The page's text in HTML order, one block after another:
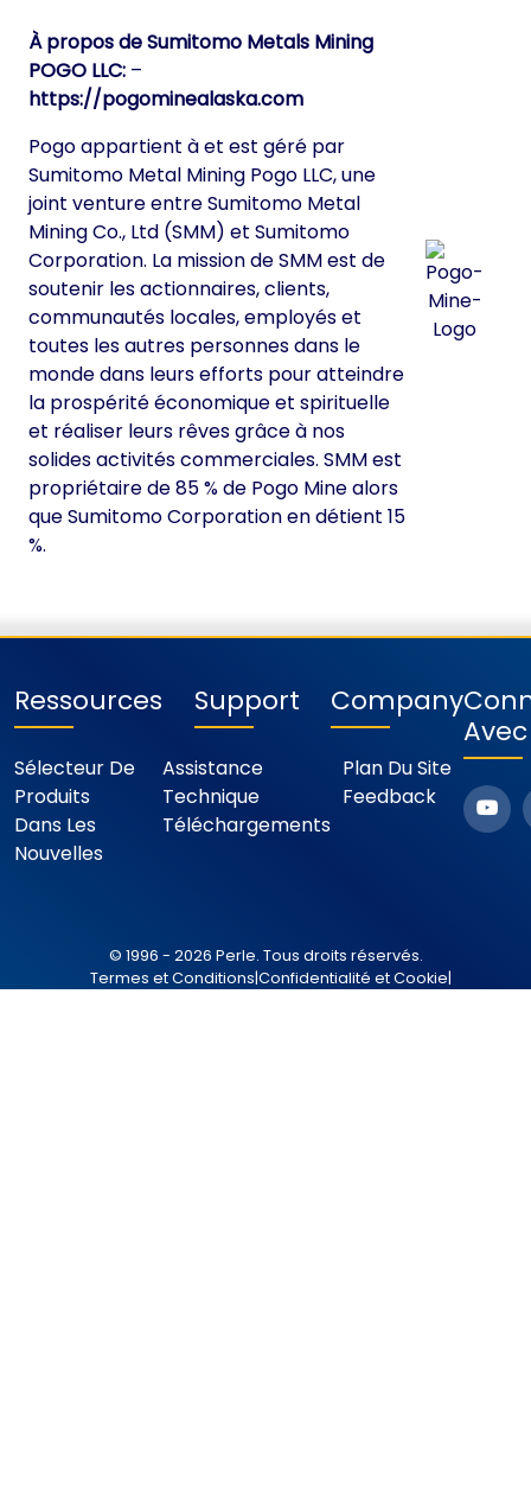
À propos de Sumitomo Metals Mining
POGO LLC: –
https://pogominealaska.com
Pogo appartient à et est géré par
Sumitomo Metal Mining Pogo LLC, une
joint venture entre Sumitomo Metal
Mining Co., Ltd (SMM) et Sumitomo
Corporation. La mission de SMM est de
soutenir les actionnaires, clients,
communautés locales, employés et
toutes les autres personnes dans le
monde dans leurs efforts pour atteindre
la prospérité économique et spirituelle
et réaliser leurs rêves grâce à nos
solides activités commerciales. SMM est
propriétaire de 85 % de Pogo Mine alors
que Sumitomo Corporation en détient 15
%.
Ressources
Sélecteur De
Produits
Dans Les
Nouvelles
Support
Assistance
Technique
Téléchargements
Company
Plan Du Site
Feedback
© 1996 - 2026 Perle. Tous droits réservés.
Termes et Conditions|Confidentialité et Cookie|